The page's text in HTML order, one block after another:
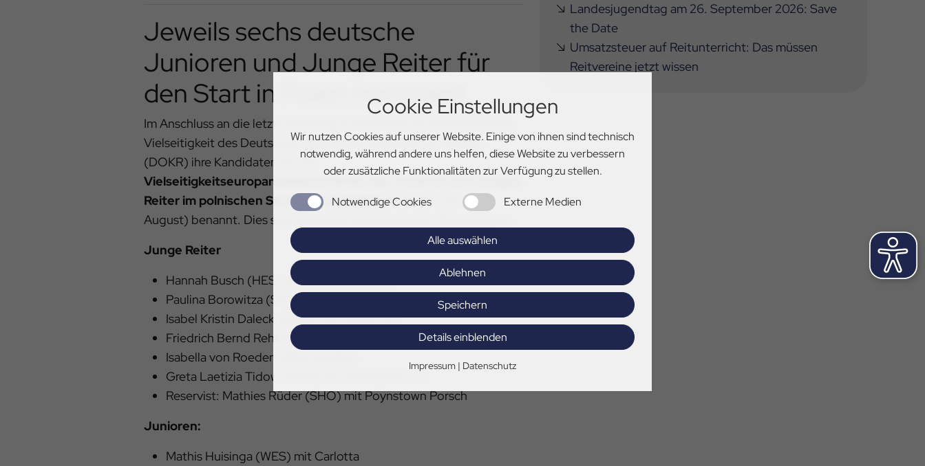
Cookie Einstellungen
Wir nutzen Cookies auf unserer Website. Einige von ihnen sind technisch
notwendig, während andere uns helfen, diese Website zu verbessern
oder zusätzliche Funktionalitäten zur Verfügung zu stellen.
Notwendige Cookies Externe Medien
Alle auswählen
Ablehnen
Speichern
Details einblenden
Impressum | Datenschutz
Jeweils sechs deutsche
Junioren und Junge Reiter für
den Start in Polen nominiert
Im Anschluss an die letzte Sichtung in Hamm hat die AG Nachwuchs
Vielseitigkeit des Deutschen Olympiade-Komitees für Reiterei
(DOKR) ihre Kandidaten für die
Vielseitigkeitseuropameisterschaften der Junioren und Jungen
Reiter im polnischen Strzegom Strzegom/POL (20. bis 24.
August) benannt. Dies sind (jeweils in alphabetischer Reihenfolge):
Junge Reiter
Hannah Busch (HES) mit Crystal-Annabell
Paulina Borowitza (SAC) mit Königswinter
Isabel Kristin Dalecki (HAN) mit Caruso JH
Friedrich Bernd Rehkamp (WES) mit Feuertänzer
Isabella von Roeder (HES) mit Bob
Greta Laetizia Tidow (HAN) mit Checkpoint A 2
Reservist: Mathies Rüder (SHO) mit Poynstown Porsch
Junioren:
Mathis Huisinga (WES) mit Carlotta
Landesjugendtag am 26. September 2026: Save
the Date
Umsatzsteuer auf Reitunterricht: Das müssen
Reitvereine jetzt wissen